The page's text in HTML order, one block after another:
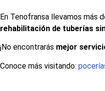
En Tenofransa llevamos más
rehabilitación de tuberías
¡No encontrarás mejor
Conoce más visitando: